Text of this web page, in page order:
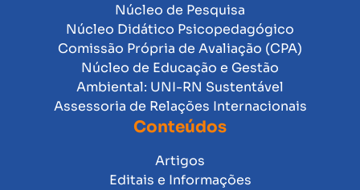
Núcleo de Pesquisa
Núcleo Didático Psicopedagógico
Comissão Própria de Avaliação (CPA)
Núcleo de Educação e Gestão
Ambiental: UNI-RN Sustentável
Assessoria de Relações Internacionais
Conteúdos
Artigos
Editais e Informações